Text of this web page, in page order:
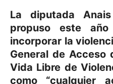
La diputada
propuso este
incorporar la
General de Acceso
Vida Libre de
como “cualquier